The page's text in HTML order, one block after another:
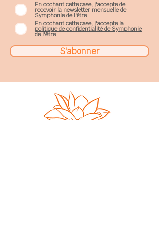
En cochant cette case, j'accepte de
recevoir la newsletter mensuelle de
Symphonie de l'être
En cochant cette case, j'accepte la
politique de confidentialité de Symphonie
de l'être
S'abonner